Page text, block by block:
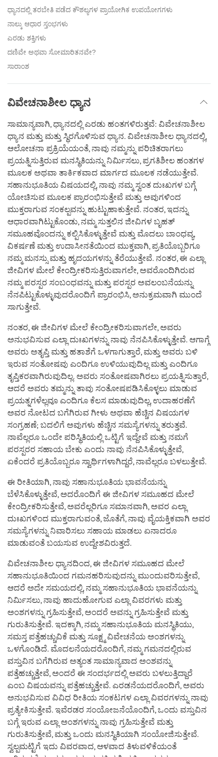
ಧ್ಯಾನದಲ್ಲಿ ತರಬೇತಿ ಪಡೆದ ಕೌಶಲ್ಯಗಳ ಪ್ರಾಯೋಗಿಕ ಉಪಯೋಗಗಳು
ನಾಲ್ಕು ಆಧಾರ ಸ್ತಂಭಗಳು
ಎರಡು ಶಕ್ತಿಗಳು
ದಣಿವೇ ಅಥವಾ ಸೋಮಾರಿತನವೇ?
ಸಾರಾಂಶ
ವಿವೇಚನಾಶೀಲ ಧ್ಯಾನ
ಸಾಮಾನ್ಯವಾಗಿ, ಧ್ಯಾನದಲ್ಲಿ ಎರಡು ಹಂತಗಳಿರುತ್ತವೆ: ವಿವೇಚನಾಶೀಲ
ಧ್ಯಾನ ಮತ್ತು ಮತ್ತು ಸ್ಥಿರಗೊಳಿಸುವ ಧ್ಯಾನ. ವಿವೇಚನಾಶೀಲ ಧ್ಯಾನದಲ್ಲಿ,
ಆಲೋಚನಾ ಪ್ರಕ್ರಿಯೆಯಂತೆ, ನಾವು ನಮ್ಮನ್ನು ಪರಿಚಿತರಾಗಲು
ಪ್ರಯತ್ನಿಸುತ್ತಿರುವ ಮನಸ್ಥಿತಿಯನ್ನು ನಿರ್ಮಿಸಲು, ಪ್ರಗತಿಶೀಲ ಹಂತಗಳ
ಮೂಲಕ ಅಥವಾ ತಾರ್ಕಿಕವಾದ ಮಾರ್ಗದ ಮೂಲಕ ನಡೆಯುತ್ತೇವೆ.
ಸಹಾನುಭೂತಿಯ ವಿಷಯದಲ್ಲಿ, ನಾವು ನಮ್ಮ ಸ್ವಂತ ದುಃಖಗಳ ಬಗ್ಗೆ
ಯೋಚಿಸುವ ಮೂಲಕ ಪ್ರಾರಂಭಿಸುತ್ತೇವೆ ಮತ್ತು ಅವುಗಳಿಂದ
ಮುಕ್ತರಾಗುವ ಸಂಕಲ್ಪವನ್ನು ಹುಟ್ಟುಹಾಕುತ್ತೇವೆ. ನಂತರ, ಇದನ್ನು
ಆಧಾರವಾಗಿಟ್ಟುಕೊಂಡು, ನಮ್ಮ ಸುತ್ತಲಿನ ಜೀವಿಗಳ ಬೃಹತ್
ಸಮೂಹವೊಂದನ್ನು ಕಲ್ಪಿಸಿಕೊಳ್ಳುತ್ತೇವೆ ಮತ್ತು ಮೊದಲು ಬಾಂಧವ್ಯ,
ವಿಕರ್ಷಣೆ ಮತ್ತು ಉದಾಸೀನತೆಯಿಂದ ಮುಕ್ತವಾಗಿ, ಪ್ರತಿಯೊಬ್ಬರಿಗೂ
ನಮ್ಮ ಮನಸ್ಸು ಮತ್ತು ಹೃದಯಗಳನ್ನು ತೆರೆಯುತ್ತೇವೆ. ನಂತರ, ಈ ಎಲ್ಲಾ
ಜೀವಿಗಳ ಮೇಲೆ ಕೇಂದ್ರೀಕರಿಸುತ್ತಿರುವಾಗಲೇ, ಅವರೊಂದಿಗಿರುವ
ನಮ್ಮ ಪರಸ್ಪರ ಸಂಬಂಧವನ್ನು ಮತ್ತು ಪರಸ್ಪರ ಅವಲಂಬನೆಯನ್ನು
ನೆನಪಿಟ್ಟುಕೊಳ್ಳುವುದರೊಂದಿಗೆ ಪ್ರಾರಂಭಿಸಿ, ಅನುಕ್ರಮವಾಗಿ ಮುಂದೆ
ಸಾಗುತ್ತೇವೆ.
ನಂತರ, ಈ ಜೀವಿಗಳ ಮೇಲೆ ಕೇಂದ್ರೀಕರಿಸುವಾಗಲೇ, ಅವರು
ಅನುಭವಿಸುವ ಎಲ್ಲಾ ದುಃಖಗಳನ್ನು ನಾವು ನೆನಪಿಸಿಕೊಳ್ಳುತ್ತೇವೆ. ಆಗಾಗ್ಗೆ
ಅವರು ಅತೃಪ್ತಿ ಮತ್ತು ಹತಾಶೆಗೆ ಒಳಗಾಗುತ್ತಾರೆ, ಮತ್ತು ಅವರು ಬಳಿ
ಇರುವ ಸಂತೋಷವು ಎಂದಿಗೂ ಉಳಿಯುವುದಿಲ್ಲ ಮತ್ತು ಎಂದಿಗೂ
ತೃಪ್ತಿಕರವಾಗಿರುವುದಿಲ್ಲ. ಅವರು ಸಂತೋಷವಾಗಿರಲು ಪ್ರಯತ್ನಿಸುತ್ತಾರೆ,
ಆದರೆ ಅವರು ತಮ್ಮನ್ನು ತಾವು ಸಂತೋಷಪಡಿಸಿಕೊಳ್ಳಲು ಮಾಡುವ
ಪ್ರಯತ್ನಗಳೆಲ್ಲವೂ ಎಂದಿಗೂ ಕೆಲಸ ಮಾಡುವುದಿಲ್ಲ, ಉದಾಹರಣೆಗೆ
ಅವರ ನೋಟದ ಬಗೆಗಿರುವ ಗೀಳು ಅಥವಾ ಹೆಚ್ಚಿನ ವಿಷಯಗಳ
ಸಂಗ್ರಹಣೆ; ಬದಲಿಗೆ ಅವುಗಳು ಹೆಚ್ಚಿನ ಸಮಸ್ಯೆಗಳನ್ನು ತರುತ್ತವೆ.
ನಾವೆಲ್ಲರೂ ಒಂದೇ ಪರಿಸ್ಥಿತಿಯಲ್ಲಿ ಒಟ್ಟಿಗೆ ಇದ್ದೇವೆ ಮತ್ತು ನಮಗೆ
ಪರಸ್ಪರರ ಸಹಾಯ ಬೇಕು ಎಂದು ನಾವು ನೆನಪಿಸಿಕೊಳ್ಳುತ್ತೇವೆ,
ಏಕೆಂದರೆ ಪ್ರತಿಯೊಬ್ಬರೂ ಸ್ವಾರ್ಥಿಗಳಾಗಿದ್ದರೆ, ನಾವೆಲ್ಲರೂ ಬಳಲುತ್ತೇವೆ.
ಈ ರೀತಿಯಾಗಿ, ನಾವು ಸಹಾನುಭೂತಿಯ ಭಾವನೆಯನ್ನು
ಬೆಳೆಸಿಕೊಳ್ಳುತ್ತೇವೆ, ಅದರೊಂದಿಗೆ ಈ ಜೀವಿಗಳ ಸಮೂಹದ ಮೇಲೆ
ಕೇಂದ್ರೀಕರಿಸುತ್ತೇವೆ, ಅವರೆಲ್ಲರಿಗೂ ಸಮಾನವಾಗಿ, ಅವರ ಎಲ್ಲಾ
ದುಃಖಗಳಿಂದ ಮುಕ್ತರಾಗುವಂತೆ, ಜೊತೆಗೆ, ನಾವು ವೈಯಕ್ತಿಕವಾಗಿ ಅವರ
ಸಮಸ್ಯೆಗಳನ್ನು ನಿವಾರಿಸಲು ಸಹಾಯ ಮಾಡಲು ಏನಾದರೂ
ಮಾಡುವಂತೆ ಬಯಸುವ ಉದ್ದೇಶವಿರುತ್ತದೆ.
ವಿವೇಚನಾಶೀಲ ಧ್ಯಾನದಿಂದ, ಈ ಜೀವಿಗಳ ಸಮೂಹದ ಮೇಲೆ
ಸಹಾನುಭೂತಿಯಿಂದ ಗಮನಹರಿಸುವುದನ್ನು ಮುಂದುವರಿಸುತ್ತೇವೆ,
ಆದರೆ ಅದೇ ಸಮಯದಲ್ಲಿ, ನಮ್ಮ ಸಹಾನುಭೂತಿಯ ಭಾವನೆಯನ್ನು
ನಿರ್ಮಿಸಲು, ನಾವು ಹಾದುಹೋಗುವ ಎಲ್ಲಾ ವಿವರಗಳು ಮತ್ತು
ಅಂಶಗಳನ್ನು ಗ್ರಹಿಸುತ್ತೇವೆ, ಅಂದರೆ ಅವನ್ನು ಗ್ರಹಿಸುತ್ತೇವೆ ಮತ್ತು
ಗುರುತಿಸುತ್ತೇವೆ. ಇದಕ್ಕಾಗಿ, ನಮ್ಮ ಸಹಾನುಭೂತಿಯ ಮನಸ್ಥಿತಿಯು,
ಸಮಸ್ತ ಪತ್ತೆಹಚ್ಚುವಿಕೆ ಮತ್ತು ಸೂಕ್ಷ್ಮ ವಿವೇಚನೆಯ ಅಂಶಗಳನ್ನು
ಒಳಗೊಂಡಿದೆ. ಮೊದಲನೆಯದರೊಂದಿಗೆ, ನಮ್ಮ ಗಮನದಲ್ಲಿರುವ
ವಸ್ತುವಿನ ಬಗೆಗಿರುವ ಅತ್ಯಂತ ಸಾಮಾನ್ಯವಾದ ಅಂಶವನ್ನು
ಪತ್ತೆಹಚ್ಚುತ್ತೇವೆ, ಅಂದರೆ ಈ ಸಂದರ್ಭದಲ್ಲಿ ಅವರು ಬಳಲುತ್ತಿದ್ದಾರೆ
ಎಂಬ ವಿಷಯವನ್ನು ಪತ್ತೆಹಚ್ಚುತ್ತೇವೆ. ಎರಡನೆಯದರೊಂದಿಗೆ, ಅವರು
ಅನುಭವಿಸುವ ವಿವಿಧ ರೀತಿಯ ಸಂಕಟಗಳ ಎಲ್ಲಾ ವಿವರಗಳನ್ನು ನಾವು
ಪ್ರತ್ಯೇಕಿಸುತ್ತೇವೆ. ಇವೆರಡರ ಸಂಯೋಜನೆಯೊಂದಿಗೆ, ಒಂದು ವಸ್ತುವಿನ
ಬಗ್ಗೆ ಇರುವ ಎಲ್ಲಾ ಅಂಶಗಳನ್ನು ನಾವು ಗ್ರಹಿಸುತ್ತೇವೆ ಮತ್ತು
ಗುರುತಿಸುತ್ತೇವೆ, ಮತ್ತು ಒಂದು ಮನಸ್ಥಿತಿಯಾಗಿ ಸಂಯೋಜಿಸುತ್ತೇವೆ.
ಸ್ವಲ್ಪಮಟ್ಟಿಗೆ ಇದು ವಿವರವಾದ, ಆಳವಾದ ತಿಳುವಳಿಕೆಯಂತೆ